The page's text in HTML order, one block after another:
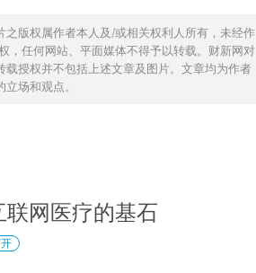
之版权属作者本人及/或相关权利人所有，未经作
，任何网站、平面媒体不得予以转载。财新网对
载授权并不包括上述文章及图片。文章均为作者
场和观点。
网医疗的基石